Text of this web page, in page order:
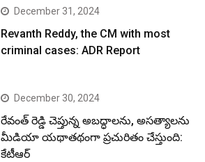
December 31, 2024
Revanth Reddy, the CM with most
criminal cases: ADR Report
December 30, 2024
రేవంత్ రెడ్డి చెప్తున్న అబద్ధాలను, అసత్యాలను
మీడియా యథాతథంగా ప్రచురితం చేస్తుంది:
కేటీఆర్